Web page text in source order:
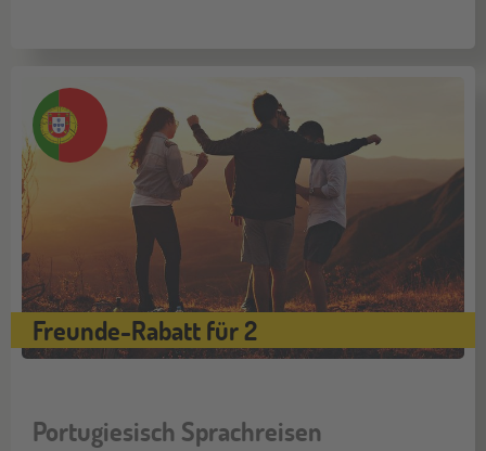
Freunde-Rabatt für 2
Portugiesisch Sprachreisen